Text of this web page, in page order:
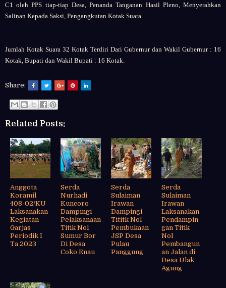
C1 oleh PPS tiap-tiap Desa, Penanda Tanganan Hasil Pleno, Menyerahkan
Salinan Kepada Saksi, Pengangkutan Kotak Suara.
Jumlah Kotak Suara 32 Kotak Terdiri Dari Gubernur dan Wakil Gubernur : 16
Kotak, Bupati dan Wakil Bupati : 16 Kotak.
Share:
Related Posts:
Anggota
Koramil
408-02/KU
Laksanakan
Kegiatan
Garjas
Periodik I
Ta 2023
Serda
Nurhadi
Kuncoro
Dampingi
Pelaksanaan
Titik Nol
Sumur Bor
Di Desa
Coko Enau
Serda
Sulaiman
Irawan
Dampingi
Tititk Nol
Pembukaan
JSP Desa
Pulau
Panggung
Serda
Sulaiman
Irawan
Laksanakan
Pendampin
gan Titik
Nol
Pembangun
an Jalan di
Desa Ulak
Agung